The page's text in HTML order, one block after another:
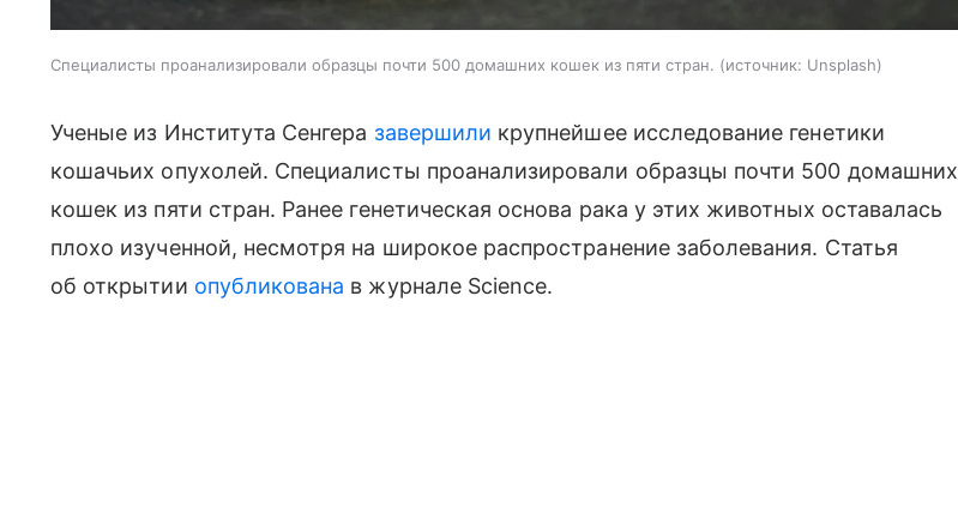
Специалисты проанализировали образцы почти 500 домашних кошек из пяти стран. источник: Unsplash
Ученые из Института Сенгера завершили крупнейшее исследование генетики
кошачьих опухолей. Специалисты проанализировали образцы почти 500 домашних
кошек из пяти стран. Ранее генетическая основа рака у этих животных оставалась
плохо изученной, несмотря на широкое распространение заболевания. Статья
об открытии опубликована в журнале Science.